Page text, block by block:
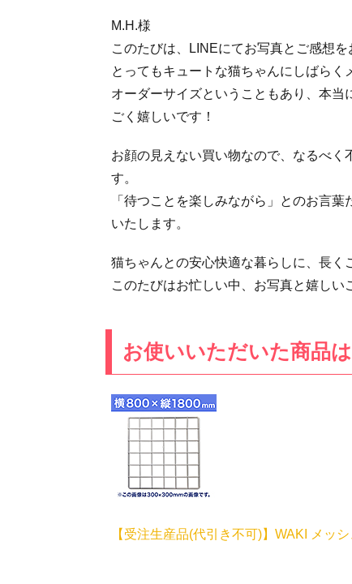
M.H.様
このたびは、LINEにてお写真とご感想
とってもキュートな猫ちゃんにしばらく
オーダーサイズということもあり、本
ごく嬉しいです！
お顔の見えない買い物なので、なるべく
す。
「待つことを楽しみながら」とのお言
いたします。
猫ちゃんとの安心快適な暮らしに、長く
このたびはお忙しい中、お写真と嬉し
お使いいただいた商品
【受注生産品(代引き不可)】WAKI メッ